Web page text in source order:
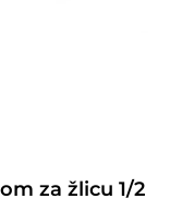
za žlicu 1/2